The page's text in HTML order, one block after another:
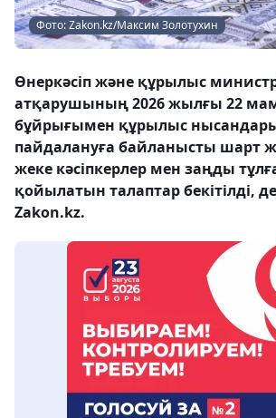
Фото: Zakon.kz/Максим Золотухин
Өнеркәсіп және құрылыс
атқарушының 2026 жылғы 22
бұйрығымен құрылыс
пайдалануға байланысты шарт
жеке кәсіпкерлер мен заңды
қойылатын талаптар бекітілді,
Zakon.kz.